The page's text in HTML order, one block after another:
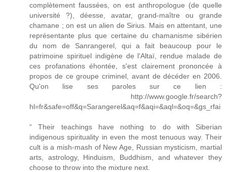
complètement faussées, on est anthropologue (de quelle
université ?), déesse, avatar, grand-maître ou grande
chamane ; on est un alien de Sirius. Mais en attentant, une
représentante plus que certaine du chamanisme sibérien
du nom de Sanrangerel, qui a fait beaucoup pour le
patrimoine spirituel indigène de l'Altaï, rendue malade de
ces profanations éhontée, s'est clairement prononcée à
propos de ce groupe criminel, avant de décéder en 2006.
Qu'on lise ses paroles sur ce lien :
http://www.google.fr/search?
hl=fr&safe=off&q=Sarangerel&aq=f&aqi=&aql=&oq=&gs_rfai
“ Their teachings have nothing to do with Siberian
indigenous spirituality in even the most tenuous way. Their
cult is a mish-mash of New Age, Russian mysticism, martial
arts, astrology, Hinduism, Buddhism, and whatever they
choose to throw into the mixture next.